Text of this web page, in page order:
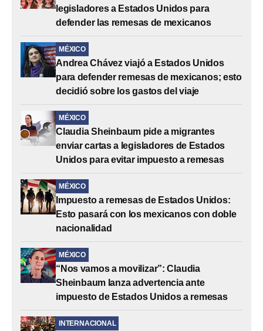
legisladores a Estados Unidos para
defender las remesas de mexicanos
MÉXICO
Andrea Chávez viajó a Estados Unidos
para defender remesas de mexicanos; esto
decidió sobre los gastos del viaje
MÉXICO
Claudia Sheinbaum pide a migrantes
enviar cartas a legisladores de Estados
Unidos para evitar impuesto a remesas
MÉXICO
Impuesto a remesas de Estados Unidos:
Esto pasará con los mexicanos con doble
nacionalidad
MÉXICO
“Nos vamos a movilizar”: Claudia
Sheinbaum lanza advertencia ante
impuesto de Estados Unidos a remesas
INTERNACIONAL